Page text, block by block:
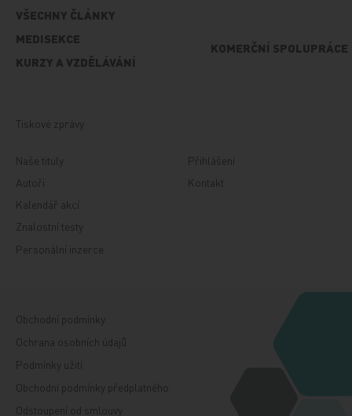
VŠECHNY ČLÁNKY
MEDISEKCE
KURZY A VZDĚLÁVÁNÍ
KOMERČNÍ SPOLUPRÁCE
Tiskové zprávy
Naše tituly
Autoři
Kalendář akcí
Znalostní testy
Personální inzerce
Přihlášení
Kontakt
Obchodní podmínky
Ochrana osobních údajů
Podmínky užití
Obchodní podmínky předplatného
Odstoupení od smlouvy